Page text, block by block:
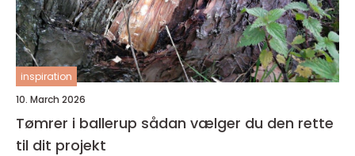
inspiration
10. March 2026
Tømrer i ballerup sådan vælger du den rette
til dit projekt